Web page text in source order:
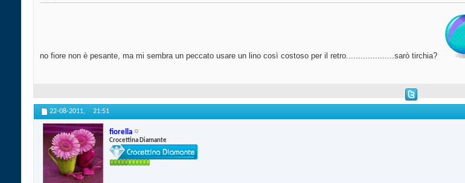
no fiore non è pesante, ma mi sembra un peccato usare un lino così costoso per il retro....................sarò tirchia?
22-08-2011, 21:51
fiorella
Crocettina Diamante